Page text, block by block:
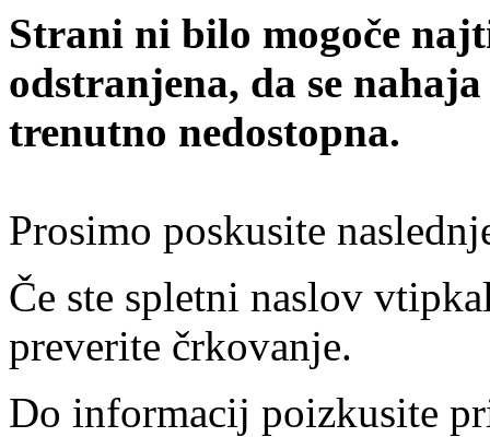
Strani ni bilo mogoče
odstranjena, da se
trenutno nedostopna.
Prosimo poskusite
Če ste spletni naslov
preverite črkovanje.
Do informacij poizkusite